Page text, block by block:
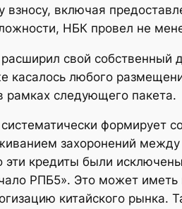
взносу, включая
НБК провел не
свой собственный
касалось любого
рамках следующего пакета.
формирует
захоронений
эти кредиты были
РПБ5». Это может иметь
китайского рынка.